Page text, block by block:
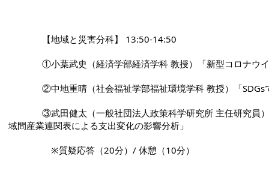
              【地域と災害分科】 13:50-14:50
①小葉武史（経済学部経済学科 教授）「新型コ
②中地重晴（社会福祉学部福祉環境学科 教授）
域間産業連関表による支出変化の影響分析」
              　※質疑応答（20分）/ 休憩（10分）